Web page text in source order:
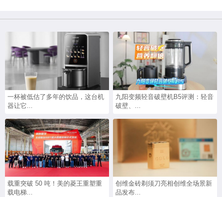
一杯被低估了多年的饮品，这台机
器让它...
九阳变频轻音破壁机B5评测：轻音
破壁、...
载重突破 50 吨！美的菱王重塑重
载电梯...
创维金砖剃须刀亮相创维全场景新
品发布...